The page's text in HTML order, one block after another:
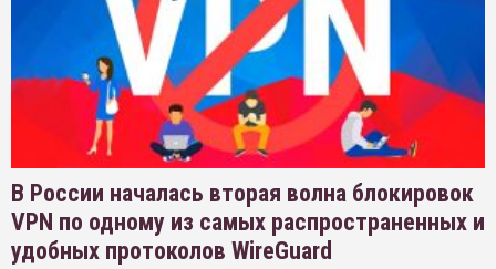
В России началась вторая волна блокировок
VPN по одному из самых распространенных и
удобных протоколов WireGuard